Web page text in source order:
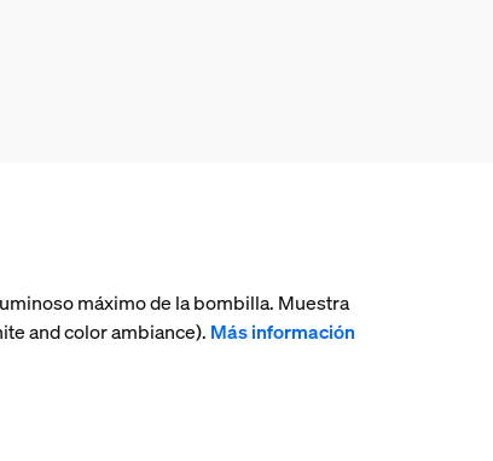
máximo de la bombilla. Muestra
and color ambiance). Más información